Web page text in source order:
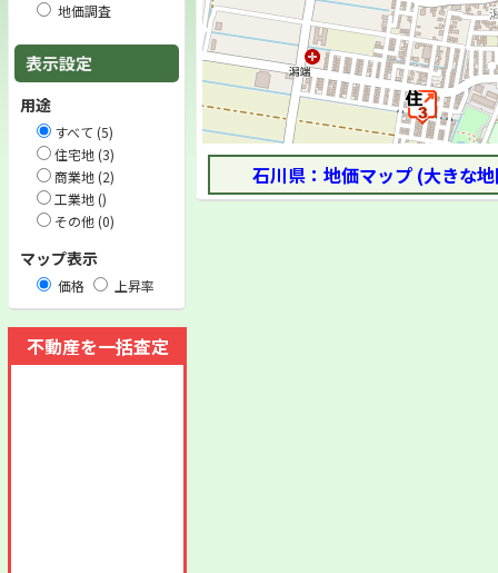
地価調査
表示設定
用途
すべて (5)
住宅地 (3)
商業地 (2)
工業地 ()
その他 (0)
マップ表示
価格 上昇率
不動産を一括査定
石川県：地価マップ (大きな